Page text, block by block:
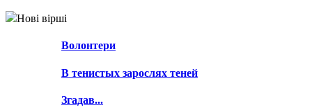
Нові вірші
Волонтери
В тенистых зарослях теней
Згадав...